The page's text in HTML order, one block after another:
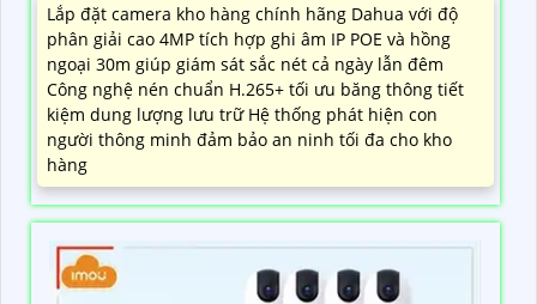
Lắp đặt camera kho hàng chính hãng Dahua với độ
phân giải cao 4MP tích hợp ghi âm IP POE và hồng
ngoại 30m giúp giám sát sắc nét cả ngày lẫn đêm
Công nghệ nén chuẩn H.265+ tối ưu băng thông tiết
kiệm dung lượng lưu trữ Hệ thống phát hiện con
người thông minh đảm bảo an ninh tối đa cho kho
hàng